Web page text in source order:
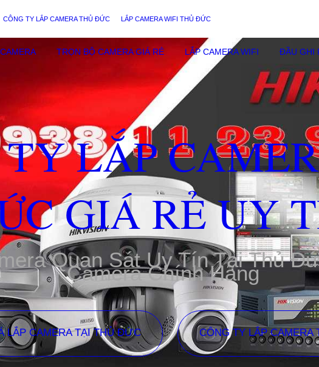
CÔNG TY LẮP CAMERA THỦ ĐỨC LẮP CAMERA WIFI THỦ ĐỨC
TRỌN BỘ CAMERA GIÁ RẺ LẮP CAMERA WIFI ĐẦU GHI
TY LẮP
GIÁ RẺ UY
Quan Sát Uy Tín Tại Thủ
Camera Chính Hãng
LẮP CAMERA TẠI THỦ ĐỨC CÔNG TY LẮP CAMERA